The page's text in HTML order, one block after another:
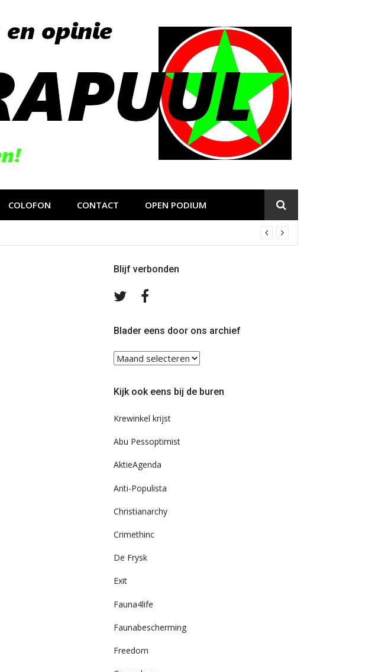
COLOFON CONTACT OPEN PODIUM
Blijf verbonden
Volg
TwitterFacebook
Blader eens door ons archief
Blader
eens
ons
Kijk ook eens bij de buren
Krewinkel krijst
Abu Pessoptimist
AktieAgenda
Anti-Populista
Christianarchy
Crimethinc
De Frysk
Exit
Fauna4life
Faunabescherming
Freedom